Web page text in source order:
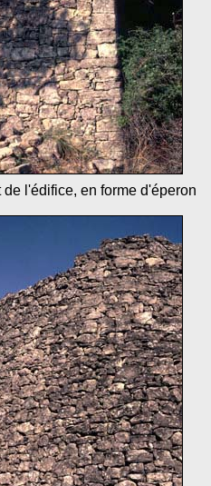
de l'édifice, en forme d'éperon